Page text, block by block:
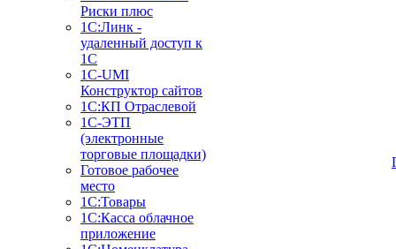
Риски плюс
1С:Линк -
удаленный доступ к
1С
1С-UMI
Конструктор сайтов
1С:КП Отраслевой
1С-ЭТП
(электронные
торговые площадки)
Готовое рабочее
место
1С:Товары
1С:Касса облачное
приложение